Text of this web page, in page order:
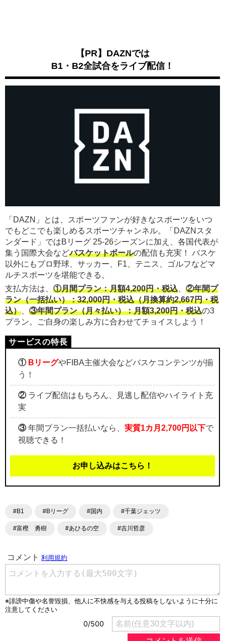
【PR】DAZNでは
B1・B2全試合をライブ配信！
「DAZN」とは、スポーツファンが好きなスポーツをいつ
でもどこでも楽しめるスポーツチャンネル。「DAZNスタ
ンダード」ではBリーグ 25-26シーズンに加え、各国代表が
集う国際大会などバスケットボールの配信も充実！ バスケ
以外にもプロ野球、サッカー、F1、テニス、ゴルフなどマ
ルチスポーツを堪能できる。
支払方法は、 ①月間プラン：月額4,200円・税込、 ②年間プ
ラン（一括払い）：32,000円・税込（月換算約2,667円・税
込）、 ③年間プラン（月々払い）：月額3,200円・税込の3
プラン。ご自身の楽しみ方に合わせてチョイスしよう！
① BリーグやFIBA主催大会などバスケコンテンツが揃
う！
②ライブ配信はもちろん、見逃し配信やハイライト充
実
③年間プラン一括払いなら、 実質1カ月2,700円以下で
視聴できる！
お申し込みはこちら！
#B1 #Bリーグ #国内 #千葉ジェッツ
#富樫 勇樹 #あひるの空 #吉川哲彦